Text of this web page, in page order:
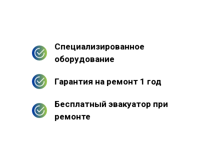
Специализированное
оборудование
Гарантия на ремонт 1 год
Бесплатный эвакуатор при
ремонте